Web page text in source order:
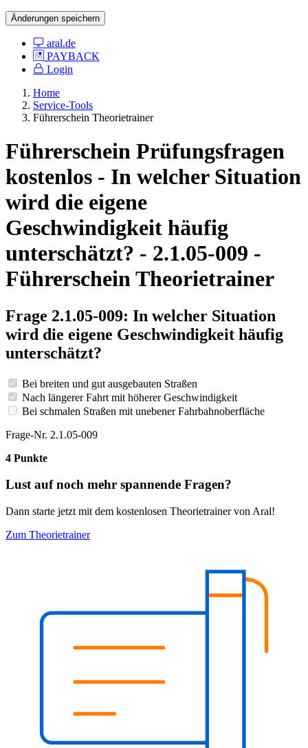
Änderungen speichern
aral.de
PAYBACK
Login
Home
Service-Tools
Führerschein Theorietrainer
Führerschein Prüfungsfragen
kostenlos - In welcher Situation
wird die eigene
Geschwindigkeit häufig
unterschätzt? - 2.1.05-009 -
Führerschein Theorietrainer
Frage 2.1.05-009: In welcher Situation
wird die eigene Geschwindigkeit häufig
unterschätzt?
Bei breiten und gut ausgebauten Straßen
Nach längerer Fahrt mit höherer Geschwindigkeit
Bei schmalen Straßen mit unebener Fahrbahnoberfläche
Frage-Nr. 2.1.05-009
4 Punkte
Lust auf noch mehr spannende Fragen?
Dann starte jetzt mit dem kostenlosen Theorietrainer von Aral!
Zum Theorietrainer